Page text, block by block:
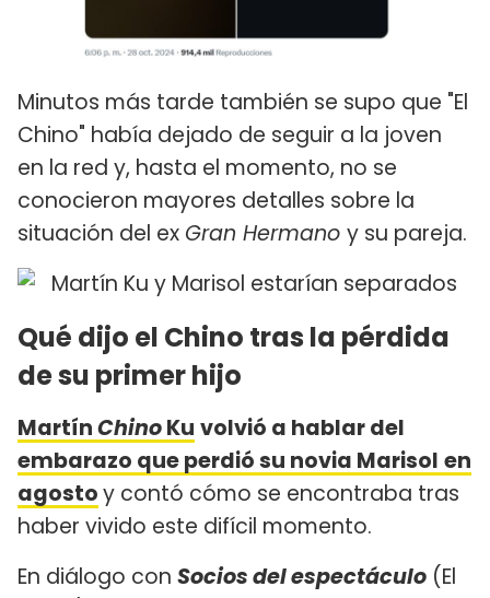
Minutos más tarde también se supo que "El
Chino" había dejado de seguir a la joven
en la red y, hasta el momento, no se
conocieron mayores detalles sobre la
situación del ex Gran Hermano y su pareja.
Qué dijo el Chino tras la pérdida
de su primer hijo
MartínChinoKu volvió a hablar del
embarazo que perdió su novia Marisol en
agostoy contó cómo se encontraba tras
haber vivido este difícil momento.
En diálogo con Socios del espectáculo (El